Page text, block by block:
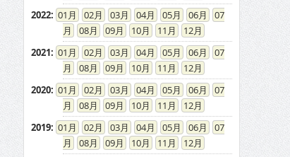
2022: 01 02 03 04 05 06
07
08
09 10 11
12
2021: 01 02 03 04 05 06
07
08
09 10 11
12
2020: 01 02 03 04 05 06
07
08
09 10 11
12
2019: 01 02 03 04 05 06
07
08
09 10 11
12